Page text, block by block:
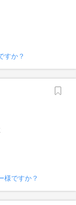
すか？
様ですか？